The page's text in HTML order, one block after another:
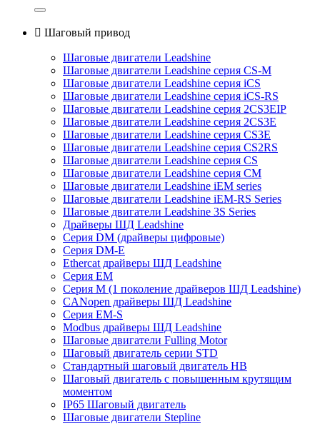
 Шаговый привод
Шаговые двигатели Leadshine
Шаговые двигатели Leadshine серия CS-M
Шаговые двигатели Leadshine серия iCS
Шаговые двигатели Leadshine серия iCS-RS
Шаговые двигатели Leadshine серия 2CS3EIP
Шаговые двигатели Leadshine серия 2CS3E
Шаговые двигатели Leadshine серия CS3E
Шаговые двигатели Leadshine серия CS2RS
Шаговые двигатели Leadshine серия CS
Шаговые двигатели Leadshine серия CM
Шаговые двигатели Leadshine iEM series
Шаговые двигатели Leadshine iEM-RS Series
Шаговые двигатели Leadshine 3S Series
Драйверы ШД Leadshine
Серия DM (драйверы цифровые)
Серия DM-E
Ethercat драйверы ШД Leadshine
Серия EM
Серия M (1 поколение драйверов ШД Leadshine)
CANopen драйверы ШД Leadshine
Серия EM-S
Modbus драйверы ШД Leadshine
Шаговые двигатели Fulling Motor
Шаговый двигатель серии STD
Стандартный шаговый двигатель HB
Шаговый двигатель с повышенным крутящим
моментом
IP65 Шаговый двигатель
Шаговые двигатели Stepline